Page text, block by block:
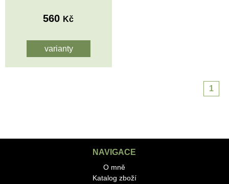
varianty
560 Kč
1
NAVIGACE
O mně
Katalog zboží